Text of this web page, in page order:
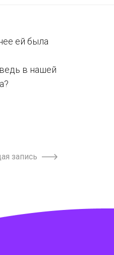
ей была
в нашей
запись